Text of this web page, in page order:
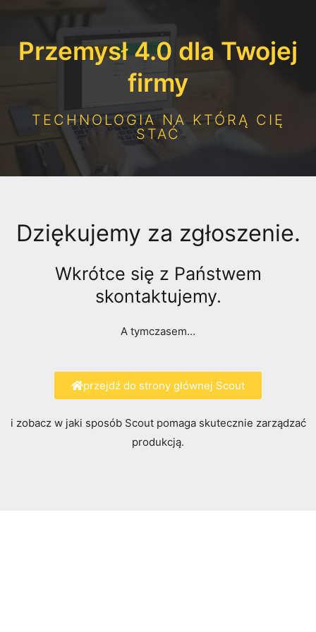
Przemysł 4.0 dla Twojej
firmy
TECHNOLOGIA NA KTÓRĄ CIĘ
STAĆ
Dziękujemy za zgłoszenie.
Wkrótce się z Państwem
skontaktujemy.
A tymczasem…
przejdź do strony głównej Scout
i zobacz w jaki sposób Scout pomaga skutecznie zarządzać
produkcją.